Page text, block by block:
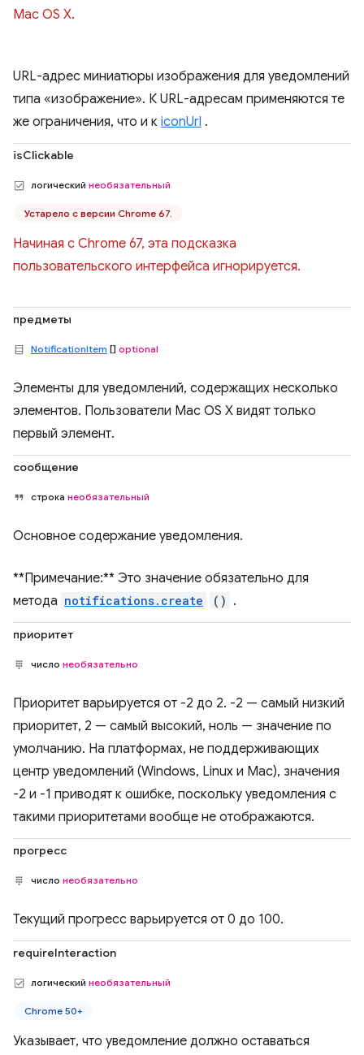
Mac OS X.
URL-адрес миниатюры изображения для уведомлений
типа «изображение». К URL-адресам применяются те
же ограничения, что и к iconUrl .
isClickable
логический необязательный
Устарело с версии Chrome 67.
Начиная с Chrome 67, эта подсказка
пользовательского интерфейса игнорируется.
предметы
NotificationItem [] optional
Элементы для уведомлений, содержащих несколько
элементов. Пользователи Mac OS X видят только
первый элемент.
сообщение
строка необязательный
Основное содержание уведомления.
**Примечание:** Это значение обязательно для
метода notifications.create () .
приоритет
число необязательно
Приоритет варьируется от -2 до 2. -2 — самый низкий
приоритет, 2 — самый высокий, ноль — значение по
умолчанию. На платформах, не поддерживающих
центр уведомлений (Windows, Linux и Mac), значения
-2 и -1 приводят к ошибке, поскольку уведомления с
такими приоритетами вообще не отображаются.
прогресс
число необязательно
Текущий прогресс варьируется от 0 до 100.
requireInteraction
логический необязательный
Chrome 50+
Указывает, что уведомление должно оставаться